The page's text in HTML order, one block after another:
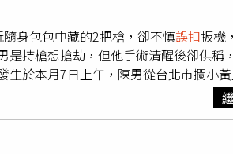
示網購作業疏失致需解除約20筆訂單
款是否遭誤扣，實際上卻是詐騙集團先
子剛好要到郵局領錢，見李男行為有
法。竹南分局事後也頒發感謝狀及獎
記防詐三步驟「一聽、二掛、三查證
一時著急而匯款，以守護自身財產安全
身包包中藏的2把槍，卻不慎誤扣扳機
持槍想搶劫，但他手術清醒後卻供稱
生於本月7日上午，陳男從台北市攔小
方，最後才表示要返回基隆住處。不
著槍，趕緊將他載往醫院急救，警方獲
亡，氣憤下透過管道弄來槍枝，想找肇
槍枝來源，循線追查出另1在網上賣槍